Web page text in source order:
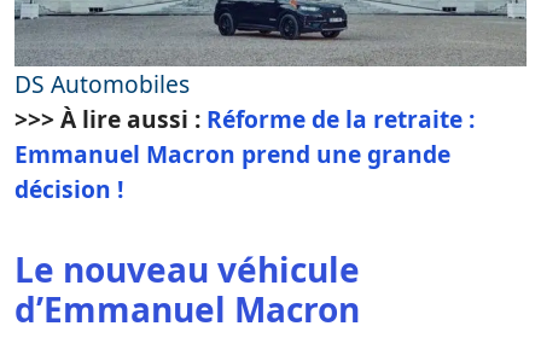
DS Automobiles
>>> À lire aussi : Réforme de la retraite :
Emmanuel Macron prend une grande
décision !
Le nouveau véhicule
d’Emmanuel Macron